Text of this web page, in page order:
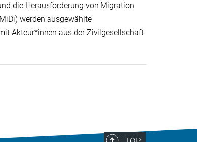
die Herausforderung von Migration
werden ausgewählte
Akteur*innen aus der Zivilgesellschaft